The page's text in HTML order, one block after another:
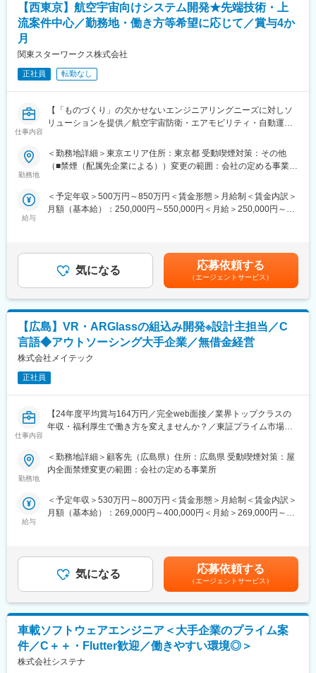
■充実のサポート体制：
・スキルに合わせた業務からスタート
・研修費用補助などスキル支援充実
「このスキルを磨きたい」「上流工程に挑戦したい」などあなた
変更の範囲：会社の定める業務
クス、AI技術、IOT、ネットワーク（クラウド）分野の開発に携わ
っていただきます。
（1）ドローンの空中制御システムの開発（C＃、Matlab）
プリケーション）
（3）宇宙開発関連のソフトウェア開発（C言語、VB）
（4）自走ロボットの制御ソフトウェア開発（C++、C#）
（6）車載ソフトウェア開発 ADAS（先進運転支援システム）開発
（7）次世代センシング技術の研究開発業務（Python）
【言語】
語 等
【OS】
AWS、Azure、GCP
※一つのプロジェクトを担当いただく平均期間は3～4年程度
■充実のサポート体制：
・スキルに合わせた業務からスタート
・2人以上のチームで案件に配属
・2～3カ月に1度営業や人事との面談
・研修費用補助などスキル支援充実
「このスキルを磨きたい」「上流工程に挑戦したい」などあなた
変更の範囲：会社の定める業務
【西東京】航空宇宙向けシステム開発★先端技術・上
流案件中心／勤務地・働き方等希望に応じて／賞与4か
月
関東スターワークス株式会社
正社員 転勤なし
仕事内容
【「ものづくり」の欠かせないエンジニアリングニーズに対しソ
リューションを提供／航空宇宙防衛・エアモビリティ・自動運転
＼ここがPOINT／
・大手企業＆先端技術などPJT数3000件以上
・あなたの希望を重視。理想のキャリアを描ける。
・上京支援（家賃・引っ越し費用補助）あり
ジニアを大募集。
■業務内容：
ソフトウェア分野における開発を行っています。
先端技術系を中心に、防衛関連、宇宙開発、自動運転、ロボティ
クス、AI技術、IOT、ネットワーク（クラウド）分野の開発に携わ
っていただきます。
（1）ドローンの空中制御システムの開発（C＃、Matlab）
（2）防衛（ロケット、自動運転）に関するソフトウェア開発（ア
（5）自走ロボットの感知システムのソフトウェア試験（Java）
（6）車載ソフトウェア開発 ADAS（先進運転支援システム）開発
（8）エッヂAIのアルゴリズム開発 等※その他、多数あり
（9）利用するツール・言語※プロジェクトごと
C言語、C++、C#、Java、Javascript、Python、VB、VBA、Go言
語 等
【DB】
SQL、Oracle、PostgreSQL
【クラウド】
AWS、Azure、GCP
※一つのプロジェクトを担当いただく平均期間は3～4年程度
■充実のサポート体制：
・スキルに合わせた業務からスタート
・2人以上のチームで案件に配属
・2～3カ月に1度営業や人事との面談
勤務地
＜勤務地詳細＞東京エリア住所：東京都 受動喫煙対策：その他
（■禁煙（配属先企業による））変更の範囲：会社の定める事業所
給与
＜予定年収＞500万円～850万円＜賃金形態＞月給制＜賃金内訳＞
月額（基本給）：250,000円～550,000円＜月給＞250,000円～
50万円+賞与＋諸手当）※49歳／経験者／入社7年目720万円（月
給45万円+賞与＋諸手当）※35歳／経験者／入社4年目賃金はあく
までも目安の金額であり、選考を通じて上下する可能性がありま
す。月給(月額)は固定手当を含めた表記です。
気になる 応募依頼する
（エージェントサービス）
【広島】VR・ARGlassの組込み開発※設計主担当／C
言語◆アウトソーシング大手企業／無借金経営
株式会社メイテック
正社員
仕事内容
【24年度平均賞与164万円／完全web面接／業界トップクラスの
年収・福利厚生で働き方を変えませんか？／東証プライム市場上
【製品】
VR・ARGlass
【関係先／顧客】
関係先：協力会社／社内開発部門
実際の組込み設計及びアプリケーション開発に主担当として携わ
っていただく予定です。
■業務詳細：
・各種モジュール仕様書作成及びAPI設計書の作成（エンジン選
定、カメラ制御。、センサ入力等のミドルウェア開発）
・アプリケーション開発（UI／UX設計、UnityでUI／AR表示機能
勤務地
＜勤務地詳細＞顧客先（広島県）住所：広島県 受動喫煙対策：屋
内全面禁煙変更の範囲：会社の定める事業所
給与
＜予定年収＞530万円～800万円＜賃金形態＞月給制＜賃金内訳＞
月額（基本給）：269,000円～400,000円＜月給＞269,000円～
気になる 応募依頼する
（エージェントサービス）
車載ソフトウェアエンジニア＜大手企業のプライム案
件／C＋＋・Flutter歓迎／働きやすい環境◎＞
株式会社システナ